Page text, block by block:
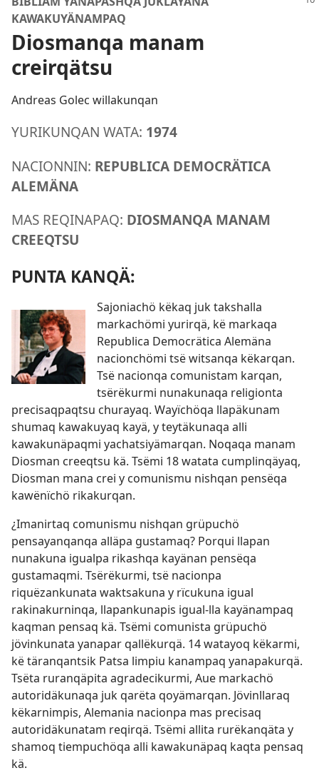
KAWAKUYÄNAMPAQ
Diosmanqa manam
creirqätsu
Andreas Golec willakunqan
YURIKUNQAN WATA: 1974
NACIONNIN: REPUBLICA DEMOCRÄTICA
ALEMÄNA
MAS REQINAPAQ: DIOSMANQA MANAM
CREEQTSU
PUNTA KANQÄ:
Sajoniachö këkaq juk takshalla
markachömi yurirqä, kë markaqa
Republica Democrätica Alemäna
nacionchömi tsë witsanqa këkarqan.
Tsë nacionqa comunistam karqan,
tsërëkurmi nunakunaqa religionta
precisaqpaqtsu churayaq. Wayïchöqa llapäkunam
shumaq kawakuyaq kayä, y teytäkunaqa alli
kawakunäpaqmi yachatsiyämarqan. Noqaqa manam
Diosman creeqtsu kä. Tsëmi 18 watata cumplinqäyaq,
Diosman mana crei y comunismu nishqan pensëqa
kawënïchö rikakurqan.
¿Imanirtaq comunismu nishqan grüpuchö
pensayanqanqa alläpa gustamaq? Porqui llapan
nunakuna igualpa rikashqa kayänan pensëqa
gustamaqmi. Tsërëkurmi, tsë nacionpa
riquëzankunata waktsakuna y rïcukuna igual
rakinakurninqa, llapankunapis igual-lla kayänampaq
kaqman pensaq kä. Tsëmi comunista grüpuchö
jövinkunata yanapar qallëkurqä. 14 watayoq këkarmi,
kë täranqantsik Patsa limpiu kanampaq yanapakurqä.
Tsëta ruranqäpita agradecikurmi, Aue markachö
autoridäkunaqa juk qarëta qoyämarqan. Jövinllaraq
këkarnimpis, Alemania nacionpa mas precisaq
autoridäkunatam reqirqä. Tsëmi allita rurëkanqäta y
shamoq tiempuchöqa alli kawakunäpaq kaqta pensaq
kä.